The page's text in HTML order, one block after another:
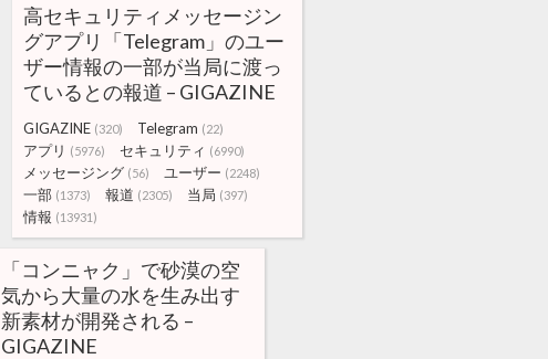
高セキュリティメッセージン
グアプリ「Telegram」のユー
ザー情報の一部が当局に渡っ
ているとの報道 – GIGAZINE
GIGAZINE (320) Telegram (22)
アプリ (5976) セキュリティ (6990)
メッセージング (56) ユーザー (2248)
一部 (1373) 報道 (2305) 当局 (397)
情報 (13931)
「コンニャク」で砂漠の空
気から大量の水を生み出す
新素材が開発される –
GIGAZINE